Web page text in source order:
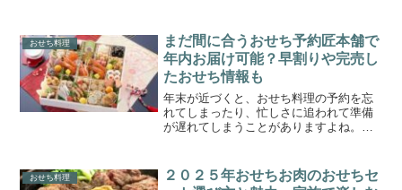
が、実は、予約自体は商品があればぎり
ぎりでもできる可能性はありま...
おせち料理
まだ間に合うおせち予約匠本舗で
年内お届け可能？早割りや完売し
たおせち情報も
年末が近づくと、おせち料理の予約を忘
れてしまったり、忙しさに追われて準備
が遅れてしまうことがありますよね。匠
の第３弾は１２月１０日まででそれ以降
は通常価格のみの販売にな...
おせち料理
２０２５年おせちお肉のおせちセ